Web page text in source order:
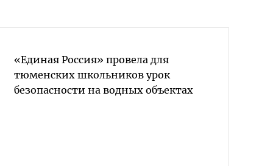
«Единая Россия» провела для
тюменских школьников урок
безопасности на водных объектах